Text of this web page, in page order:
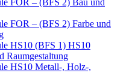
FOR – (BFS 2) Farbe und
HS10 (BFS 1) HS10
Raumgestaltung
HS10 Metall-, Holz-,